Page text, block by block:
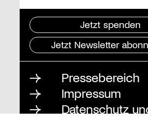
Jetzt spenden
Jetzt Newsletter
Pressebereich
Impressum
Datenschutz